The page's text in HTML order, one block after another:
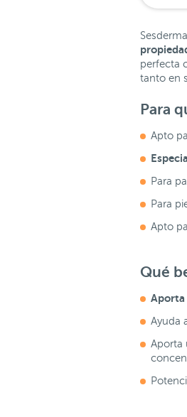
perfecta
tanto en
Para
Apto
Para
Para
Apto
Qué
Aporta
Ayuda
Aporta